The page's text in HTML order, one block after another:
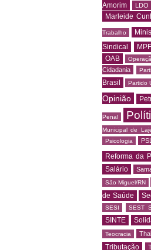
Amorim
LDO
Marleide
Trabalho
Sindical
MPF
OAB
Cidadania
Brasil
Partido
Opinião
Penal
Municipal de
Psicologia PSL
Reforma da
Salário
São Miguel/RN
de Saúde
SESI SEST
SINTE
Teocracia
Tributação